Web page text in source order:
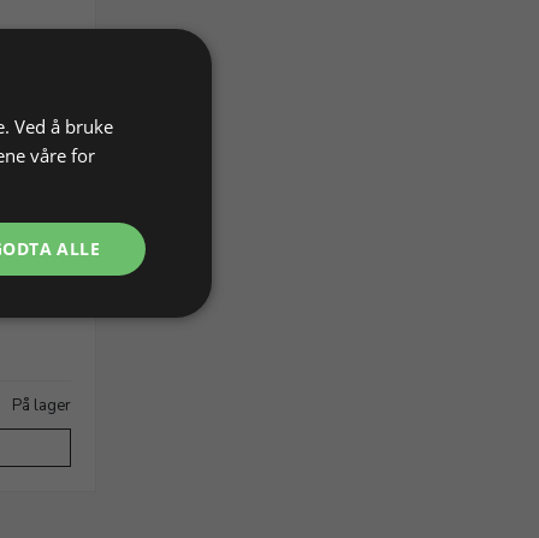
På lager
Ved å bruke
våre for
ALLE